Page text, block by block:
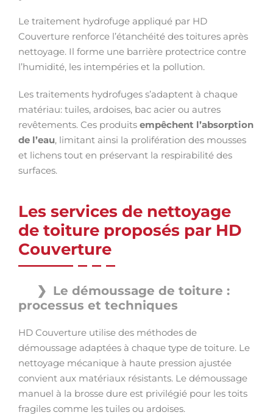
Le traitement hydrofuge appliqué par HD
Couverture renforce l’étanchéité des toitures après
nettoyage. Il forme une barrière protectrice contre
l’humidité, les intempéries et la pollution.
Les traitements hydrofuges s’adaptent à chaque
matériau: tuiles, ardoises, bac acier ou autres
revêtements. Ces produits empêchent l’absorption
de l’eau, limitant ainsi la prolifération des mousses
et lichens tout en préservant la respirabilité des
surfaces.
Les services de nettoyage
de toiture proposés par HD
Couverture
Le démoussage de toiture :
processus et techniques
HD Couverture utilise des méthodes de
démoussage adaptées à chaque type de toiture. Le
nettoyage mécanique à haute pression ajustée
convient aux matériaux résistants. Le démoussage
manuel à la brosse dure est privilégié pour les toits
fragiles comme les tuiles ou ardoises.